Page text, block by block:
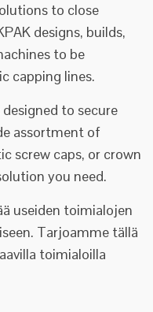
to close
designs, builds,
to be
capping lines.
designed to secure
assortment of
screw caps, or crown
you need.
useiden toimialojen
Tarjoamme tällä
toimialoilla